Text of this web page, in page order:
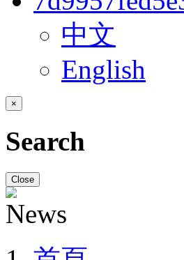
中文
English
×
Search
Close